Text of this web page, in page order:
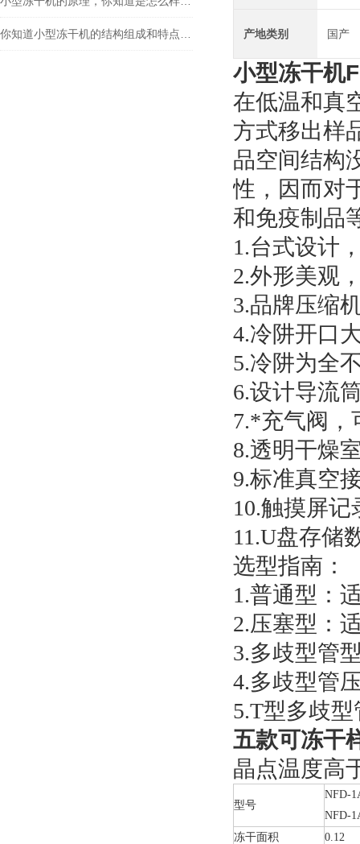
产地类别 国产
小型冻干机
在低温和真
方式移出样
品空间结构
性，因而对
和免疫制品
1.台式设计
2.外形美观
3.品牌压缩
4.冷阱开口
5.冷阱为全
6.设计导流
7.*充气阀，
8.透明干燥
9.标准真空
10.触摸屏
11.U盘存储
选型指南：
1.普通型：
2.压塞型：
3.多歧型管
4.多歧型管
5.T型多歧
五款可冻干
晶点温度高
型号
NFD-
NFD-
冻干面积
0.12